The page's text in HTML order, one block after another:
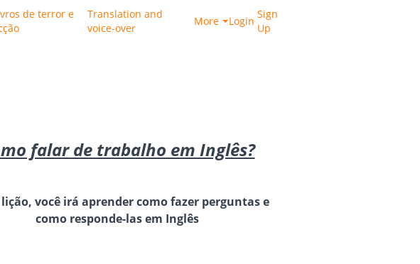
de terror e
Translation and
voice-over
More Login
Sign
Up
falar de trabalho em Inglês?
você irá aprender como fazer perguntas e
como responde-las em Inglês